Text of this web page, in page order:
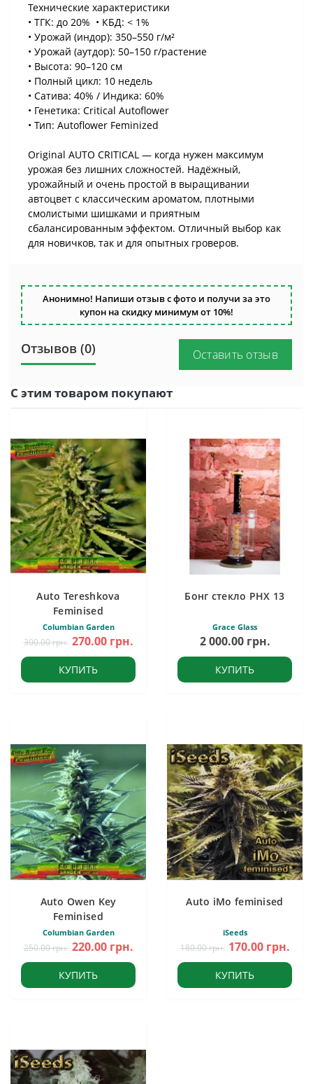
Технические характеристики
• ТГК: до 20% • КБД: < 1%
• Урожай (индор): 350–550 г/м²
• Урожай (аутдор): 50–150 г/растение
• Высота: 90–120 см
• Полный цикл: 10 недель
• Сатива: 40% / Индика: 60%
• Генетика: Critical Autoflower
• Тип: Autoflower Feminized
Original AUTO CRITICAL — когда нужен максимум
урожая без лишних сложностей. Надёжный,
урожайный и очень простой в выращивании
автоцвет с классическим ароматом, плотными
смолистыми шишками и приятным
сбалансированным эффектом. Отличный выбор как
для новичков, так и для опытных гроверов.
Анонимно! Напиши отзыв с фото и получи за это
купон на скидку минимум от 10%!
Отзывов (0) Оставить отзыв
С этим товаром покупают
Auto Tereshkova
Feminised
Columbian Garden
300.00 грн. 270.00 грн.
КУПИТЬ
Бонг стекло PHX 13
Grace Glass
2 000.00 грн.
КУПИТЬ
Auto Owen Key
Feminised
Columbian Garden
250.00 грн. 220.00 грн.
КУПИТЬ
Auto iMo feminised
iSeeds
180.00 грн. 170.00 грн.
КУПИТЬ